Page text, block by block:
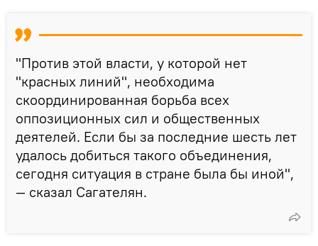
"Против этой власти, у которой нет
"красных линий", необходима
скоординированная борьба всех
оппозиционных сил и общественных
деятелей. Если бы за последние шесть лет
удалось добиться такого объединения,
сегодня ситуация в стране была бы иной",
— сказал Сагателян.